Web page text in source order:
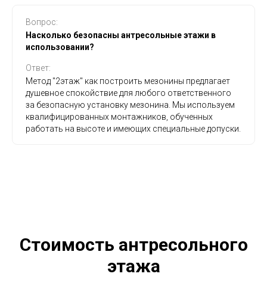
Вопрос:
Насколько безопасны антресольные этажи в
использовании?
Ответ:
Метод "2этаж" как построить мезонины предлагает
душевное спокойствие для любого ответственного
за безопасную установку мезонина. Мы используем
квалифицированных монтажников, обученных
работать на высоте и имеющих специальные допуски.
Стоимость антресольного
этажа